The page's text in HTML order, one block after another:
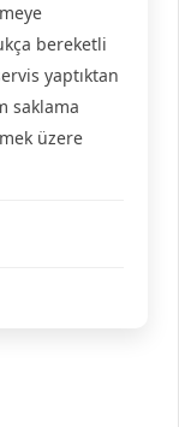
bereketli
yaptıktan
saklama
üzere